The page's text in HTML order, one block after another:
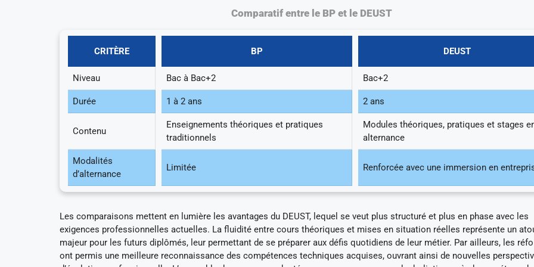
Comparatif entre le BP et le DEUST
CRITÈRE BP DEUST
Niveau Bac à Bac+2 Bac+2
Durée 1 à 2 ans 2 ans
Contenu
Enseignements théoriques et pratiques
traditionnels
Modules théoriques, pratiques et stages
alternance
Modalités
d’alternance
Limitée Renforcée avec une immersion en
Les comparaisons mettent en lumière les avantages du DEUST, lequel se veut plus structuré et plus en phase avec les
exigences professionnelles actuelles. La fluidité entre cours théoriques et mises en situation réelles représente un
majeur pour les futurs diplômés, leur permettant de se préparer aux défis quotidiens de leur métier. Par ailleurs, les
ont permis une meilleure reconnaissance des compétences techniques acquises, ouvrant ainsi de nouvelles